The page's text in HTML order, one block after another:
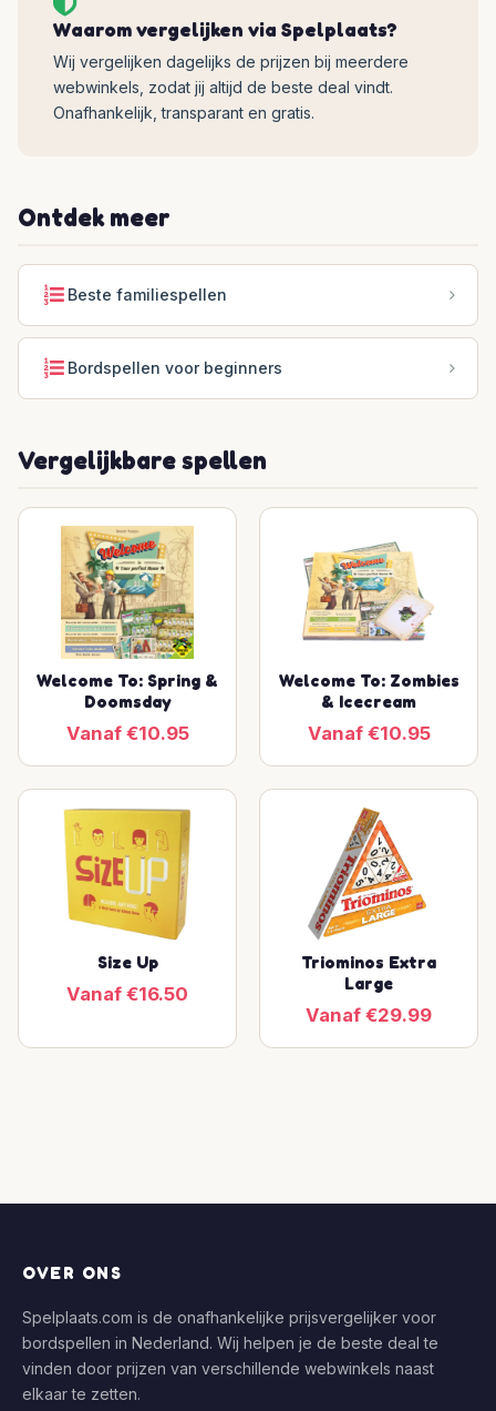
Waarom vergelijken via Spelplaats?
Wij vergelijken dagelijks de prijzen bij meerdere
webwinkels, zodat jij altijd de beste deal vindt.
Onafhankelijk, transparant en gratis.
Ontdek meer
Beste familiespellen
Bordspellen voor beginners
Vergelijkbare spellen
Welcome To: Spring &
Doomsday
Vanaf €10.95
Welcome To: Zombies
& Icecream
Vanaf €10.95
Size Up
Vanaf €16.50
Triominos Extra
Large
Vanaf €29.99
OVER ONS
Spelplaats.com is de onafhankelijke prijsvergelijker voor
bordspellen in Nederland. Wij helpen je de beste deal te
vinden door prijzen van verschillende webwinkels naast
elkaar te zetten.